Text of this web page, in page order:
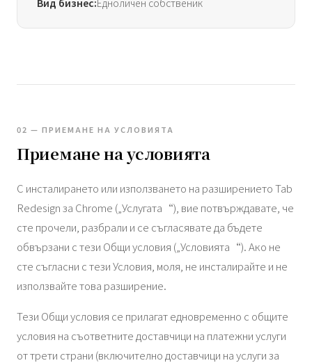
Вид бизнес:Едноличен собственик
02 — ПРИЕМАНЕ НА УСЛОВИЯТА
Приемане на условията
С инсталирането или използването на разширението Tab
Redesign за Chrome („Услугата“), вие потвърждавате, че
сте прочели, разбрали и се съгласявате да бъдете
обвързани с тези Общи условия („Условията“). Ако не
сте съгласни с тези Условия, моля, не инсталирайте и не
използвайте това разширение.
Тези Общи условия се прилагат едновременно с общите
условия на съответните доставчици на платежни услуги
от трети страни (включително доставчици на услуги за